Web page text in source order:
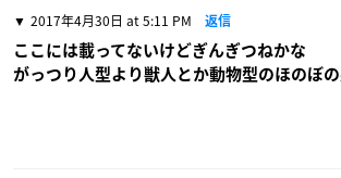
2017年4月30日 at 5:11 PM 返信
ここには載ってないけどぎんぎつねかな
がっつり人型より獣人とか動物型のほのぼ